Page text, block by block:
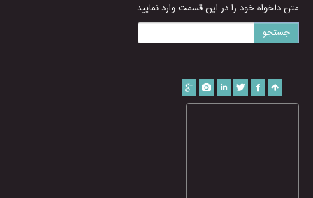
متن دلخواه خود را در این قسمت وارد نمایید
جستجو